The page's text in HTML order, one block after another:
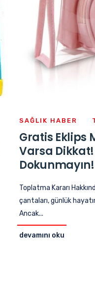
SAĞLIK HABER
Gratis Eklips
Varsa
Dokunmayın!
Toplatma Kararı
çantaları, günlük
Ancak...
devamını oku